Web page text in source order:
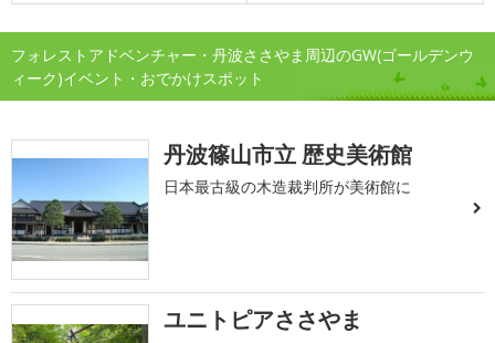
フォレストアドベンチャー・丹波ささやま周辺のGW(ゴールデンウ
ィーク)イベント・おでかけスポット
丹波篠山市立 歴史美術館
日本最古級の木造裁判所が美術館に
ユニトピアささやま